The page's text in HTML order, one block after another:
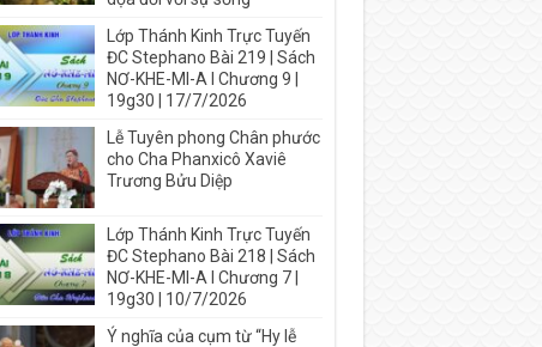
Lớp Thánh Kinh Trực Tuyến
ĐC Stephano Bài 219 | Sách
NƠ-KHE-MI-A I Chương 9 |
19g30 | 17/7/2026
Lễ Tuyên phong Chân phước
cho Cha Phanxicô Xaviê
Trương Bửu Diệp
Lớp Thánh Kinh Trực Tuyến
ĐC Stephano Bài 218 | Sách
NƠ-KHE-MI-A I Chương 7 |
19g30 | 10/7/2026
Ý nghĩa của cụm từ “Hy lễ